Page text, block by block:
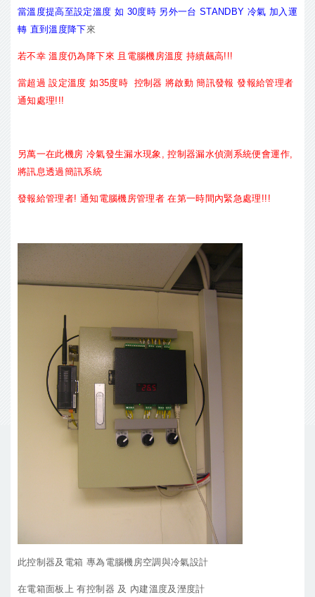
當溫度提高至設定溫度 如 30度時 另外一台 STANDBY 冷氣 加入運
轉 直到溫度降下來
若不幸 溫度仍為降下來 且電腦機房溫度 持續飆高!!!
當超過 設定溫度 如35度時 控制器 將啟動 簡訊發報 發報給管理者
通知處理!!!
另萬一在此機房 冷氣發生漏水現象, 控制器漏水偵測系統便會運作,
將訊息透過簡訊系統
發報給管理者! 通知電腦機房管理者 在第一時間內緊急處理!!!
此控制器及電箱 專為電腦機房空調與冷氣設計
在電箱面板上 有控制器 及 內建溫度及溼度計